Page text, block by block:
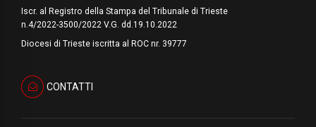
Iscr. al Registro della Stampa del Tribunale di Trieste
n.4/2022-3500/2022 V.G. dd.19.10.2022
Diocesi di Trieste iscritta al ROC nr. 39777
CONTATTI